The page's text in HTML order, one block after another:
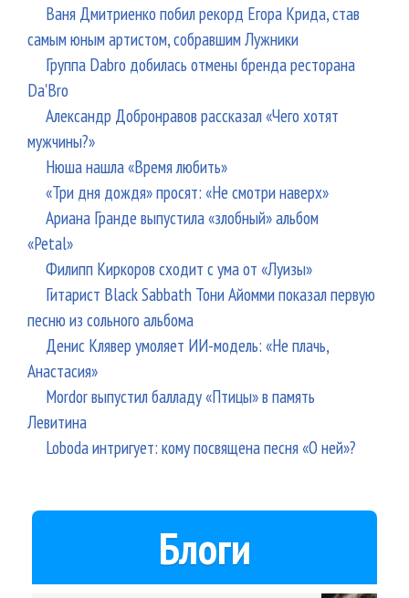
Ваня Дмитриенко побил рекорд Егора Крида, став
самым юным артистом, собравшим Лужники
Группа Dabro добилась отмены бренда ресторана
Da'Bro
Александр Добронравов рассказал «Чего хотят
мужчины?»
Нюша нашла «Время любить»
«Три дня дождя» просят: «Не смотри наверх»
Ариана Гранде выпустила «злобный» альбом
«Petal»
Филипп Киркоров сходит с ума от «Луизы»
Гитарист Black Sabbath Тони Айомми показал первую
песню из сольного альбома
Денис Клявер умоляет ИИ-модель: «Не плачь,
Анастасия»
Mordor выпустил балладу «Птицы» в память
Левитина
Loboda интригует: кому посвящена песня «О ней»?
Блоги